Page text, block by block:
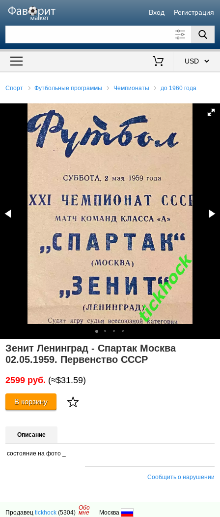
Вход Регистрация
Искать также в описании
Спорт Футбольные программы Чемпионаты до 1960 года
Зенит Ленинград - Спартак Москва
02.05.1959. Первенство СССР
2599 руб. (≈$31.59)
В корзину
Описание
состояние на фото _
Сообщить о нарушении
Продавецtickhock (5304)
Обо
мне Москва